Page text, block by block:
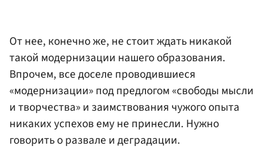
От нее, конечно же, не стоит ждать никакой
такой модернизации нашего образования.
Впрочем, все доселе проводившиеся
«модернизации» под предлогом «свободы мысли
и творчества» и заимствования чужого опыта
никаких успехов ему не принесли. Нужно
говорить о развале и деградации.